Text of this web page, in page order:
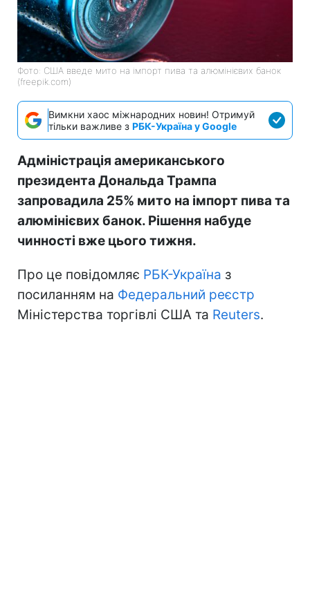
Фото: США введе мито на імпорт пива та алюмінієвих банок
(freepik.com)
Вимкни хаос міжнародних новин! Отримуй
тільки важливе з РБК-Україна у Google
Адміністрація американського
президента Дональда Трампа
запровадила 25% мито на імпорт пива та
алюмінієвих банок. Рішення набуде
чинності вже цього тижня.
Про це повідомляє РБК-Україна з
посиланням на Федеральний реєстр
Міністерства торгівлі США та Reuters.